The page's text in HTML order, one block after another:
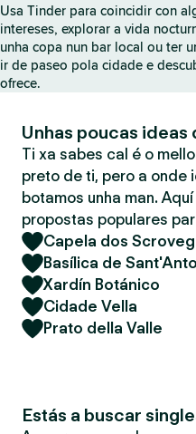
Usa Tinder para coincidir con
intereses, explorar a vida
unha copa nun bar local ou ter
ir de paseo pola cidade e
ofrece.
Unhas poucas ideas
Ti xa sabes cal é o
preto de ti, pero a onde
botamos unha man.
propostas populares
Capela dos
Basílica de
Xardín Botánico
Cidade Vella
Prato della Valle
Estás a buscar